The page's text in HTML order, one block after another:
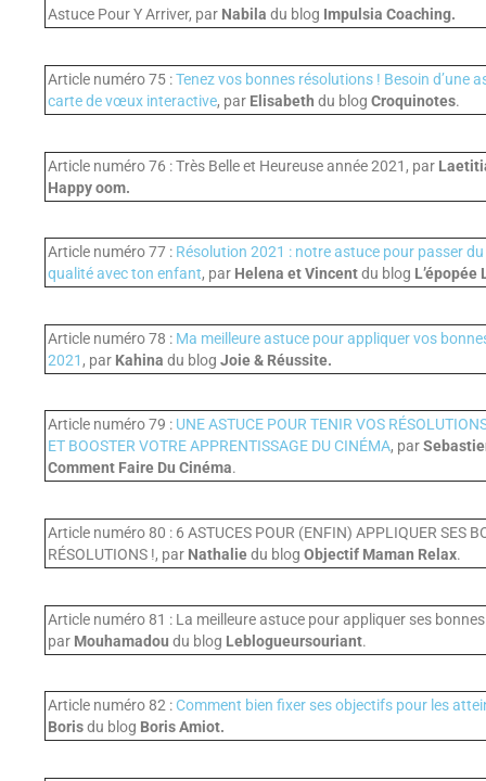
Astuce Pour Y Arriver, par Nabila du blog Impulsia Coaching.
Article numéro 75 :Tenez vos bonnes résolutions ! Besoin d’une
carte de vœux interactive, par Elisabeth du blog Croquinotes.
Article numéro 76 : Très Belle et Heureuse année 2021, par
Happy oom.
Article numéro 77 : Résolution 2021 : notre astuce pour passer
qualité avec ton enfant, par Helena et Vincentdu blog L’épopée
Article numéro 78 : Ma meilleure astuce pour appliquer vos
2021 , par Kahina du blog Joie & Réussite.
Article numéro 79 : UNE ASTUCE POUR TENIR VOS
ET BOOSTER VOTRE APPRENTISSAGE DU CINÉMA, par
Comment Faire Du Cinéma.
Article numéro 80 : 6 ASTUCES POUR (ENFIN) APPLIQUER SES
RÉSOLUTIONS !, par Nathaliedu blog Objectif Maman Relax.
Article numéro 81 : La meilleure astuce pour appliquer ses
par Mouhamadou du blog Leblogueursouriant.
Article numéro 82 : Comment bien fixer ses objectifs pour les
Borisdu blog Boris Amiot.